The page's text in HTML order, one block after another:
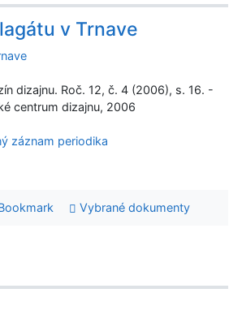
v Trnave
dizajnu. Roč. 12, č. 4 (2006), s. 16. -
centrum dizajnu, 2006
záznam periodika
Vybrané dokumenty